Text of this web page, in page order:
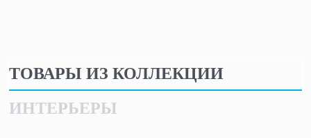
ТОВАРЫ ИЗ КОЛЛЕКЦИИ
ИНТЕРЬЕРЫ